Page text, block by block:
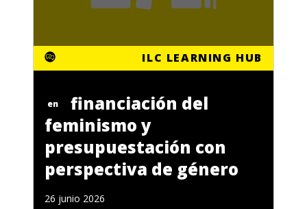
ILC LEARNING HUB
en
financiación del
feminismo y
presupuestación con
perspectiva de género
26 junio 2026